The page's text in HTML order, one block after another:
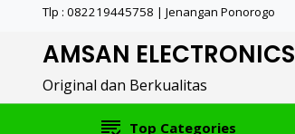
Tlp : 082219445758 | Jenangan Ponorogo
AMSAN ELECTRONICS
Original dan Berkualitas
Top Categories